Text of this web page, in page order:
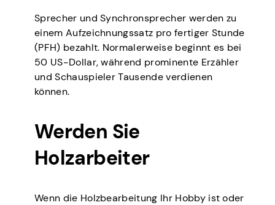
Sprecher und Synchronsprecher werden zu
einem Aufzeichnungssatz pro fertiger Stunde
(PFH) bezahlt. Normalerweise beginnt es bei
50 US-Dollar, während prominente Erzähler
und Schauspieler Tausende verdienen
können.
Werden Sie
Holzarbeiter
Wenn die Holzbearbeitung Ihr Hobby ist oder